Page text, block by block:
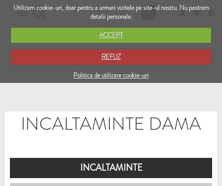
Utilizam cookie-uri, doar pentru a urmari vizitele pe site-ul nostru. Nu pastram
detalii personale.
ACCEPT
REFUZ
Politica de utilizare cookie-uri
RO EN
INCALTAMINTE DAMA
INCALTAMINTE